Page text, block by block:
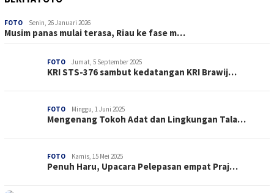
FOTO Senin, 26 Januari 2026
Musim panas mulai terasa, Riau ke fase m…
FOTO Jumat, 5 September 2025
KRI STS-376 sambut kedatangan KRI Brawij…
FOTO Minggu, 1 Juni 2025
Mengenang Tokoh Adat dan Lingkungan Tala…
FOTO Kamis, 15 Mei 2025
Penuh Haru, Upacara Pelepasan empat Praj…